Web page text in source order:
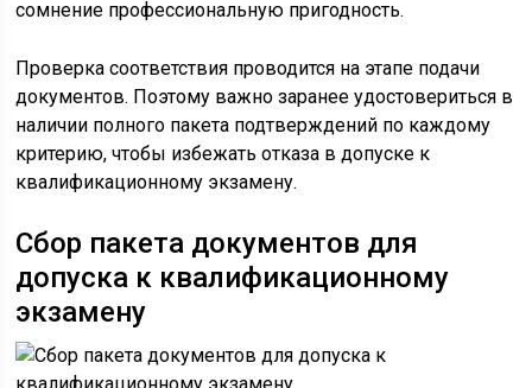
сомнение профессиональную пригодность.
Проверка соответствия проводится на этапе подачи
документов. Поэтому важно заранее удостовериться в
наличии полного пакета подтверждений по каждому
критерию, чтобы избежать отказа в допуске к
квалификационному экзамену.
Сбор пакета документов для
допуска к квалификационному
экзамену